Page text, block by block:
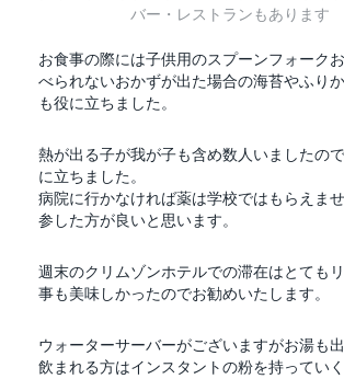
バー・レストランもあります
お食事の際には子供用のスプーンフォーク
べられないおかずが出た場合の海苔やふり
も役に立ちました。
熱が出る子が我が子も含め数人いましたの
に立ちました。
病院に行かなければ薬は学校ではもらえま
参した方が良いと思います。
週末のクリムゾンホテルでの滞在はとても
事も美味しかったのでお勧めいたします。
ウォーターサーバーがございますがお湯も
飲まれる方はインスタントの粉を持っていく